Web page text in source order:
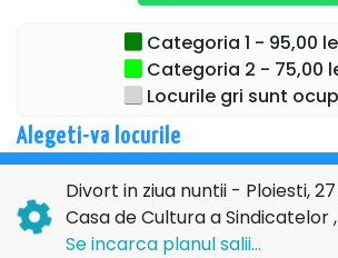
Categoria 1 - 95,00
Categoria 2 - 75,00
Locurile gri sunt
Alegeti-va locurile
Divort in ziua nuntii - Ploiesti,
Casa de Cultura a Sindicatelor
Se incarca planul salii...